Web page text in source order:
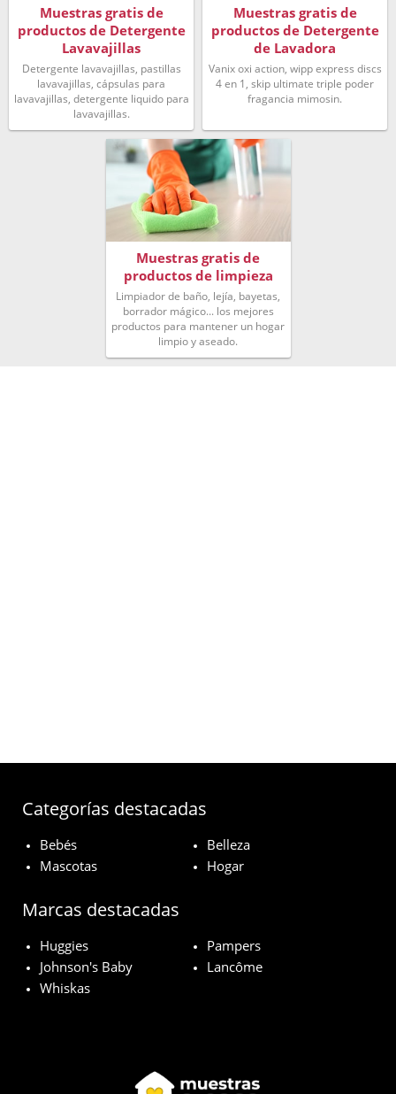
Muestras gratis de
productos de Detergente
Lavavajillas
Detergente lavavajillas, pastillas
lavavajillas, cápsulas para
lavavajillas, detergente liquido para
lavavajillas.
Muestras gratis de
productos de Detergente
de Lavadora
Vanix oxi action, wipp express discs
4 en 1, skip ultimate triple poder
fragancia mimosin.
Muestras gratis de
productos de limpieza
Limpiador de baño, lejía, bayetas,
borrador mágico... los mejores
productos para mantener un hogar
limpio y aseado.
Categorías destacadas
Bebés
Belleza
Mascotas
Hogar
Marcas destacadas
Huggies
Pampers
Johnson's Baby
Lancôme
Whiskas